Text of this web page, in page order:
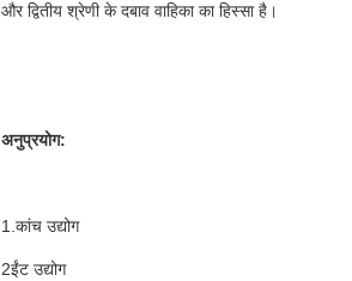
और द्वितीय श्रेणी के दबाव वाहिका का हिस्सा है।
अनुप्रयोग:
1. कांच उद्योग
2ईंट उद्योग